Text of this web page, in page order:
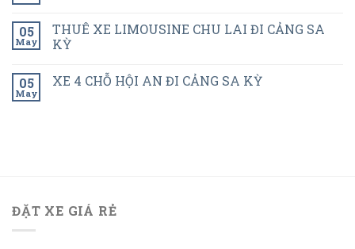
05
May
THUÊ XE LIMOUSINE CHU LAI ĐI CẢNG SA
KỲ
05
May
XE 4 CHỖ HỘI AN ĐI CẢNG SA KỲ
ĐẶT XE GIÁ RẺ